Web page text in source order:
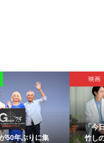
50年ぶりに集
映画
「今
竹し